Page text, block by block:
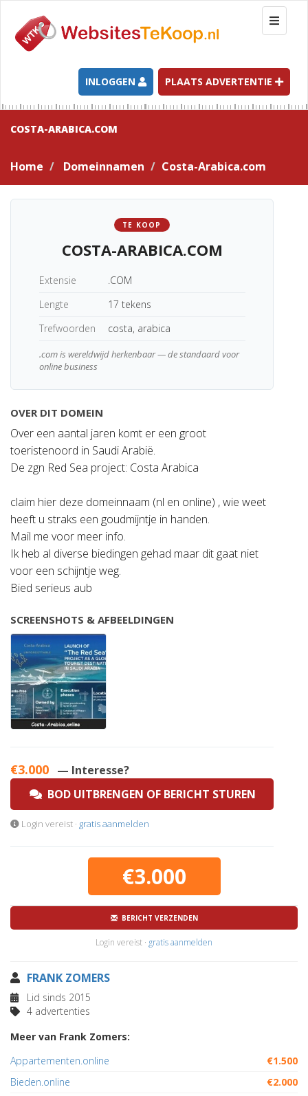
T
o
g
l
e
n
a
t
INLOGGEN PLAATS ADVERTENTIE
COSTA-ARABICA.COM
Home Domeinnamen Costa-Arabica.com
TE KOOP
COSTA-ARABICA.COM
Extensie
.COM
Lengte
17 tekens
Trefwoorden
costa, arabica
.com is wereldwijd herkenbaar — de standaard voor
online business
OVER DIT DOMEIN
Over een aantal jaren komt er een groot
toeristenoord in Saudi Arabië.
De zgn Red Sea project: Costa Arabica
claim hier deze domeinnaam (nl en online) , wie weet
heeft u straks een goudmijntje in handen.
Mail me voor meer info.
Ik heb al diverse biedingen gehad maar dit gaat niet
voor een schijntje weg.
Bied serieus aub
SCREENSHOTS & AFBEELDINGEN
€3.000 — Interesse?
BOD UITBRENGEN OF BERICHT STUREN
Login vereist · gratis aanmelden
€3.000
BERICHT VERZENDEN
Login vereist · gratis aanmelden
FRANK ZOMERS
Lid sinds 2015
4 advertenties
Meer van Frank Zomers:
Appartementen.online
€1.500
Bieden.online
€2.000